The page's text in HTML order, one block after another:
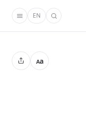
EN
Aa